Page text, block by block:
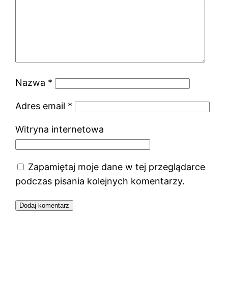
Nazwa *
Adres email *
Witryna internetowa
Zapamiętaj moje dane w tej przeglądarce
podczas pisania kolejnych komentarzy.